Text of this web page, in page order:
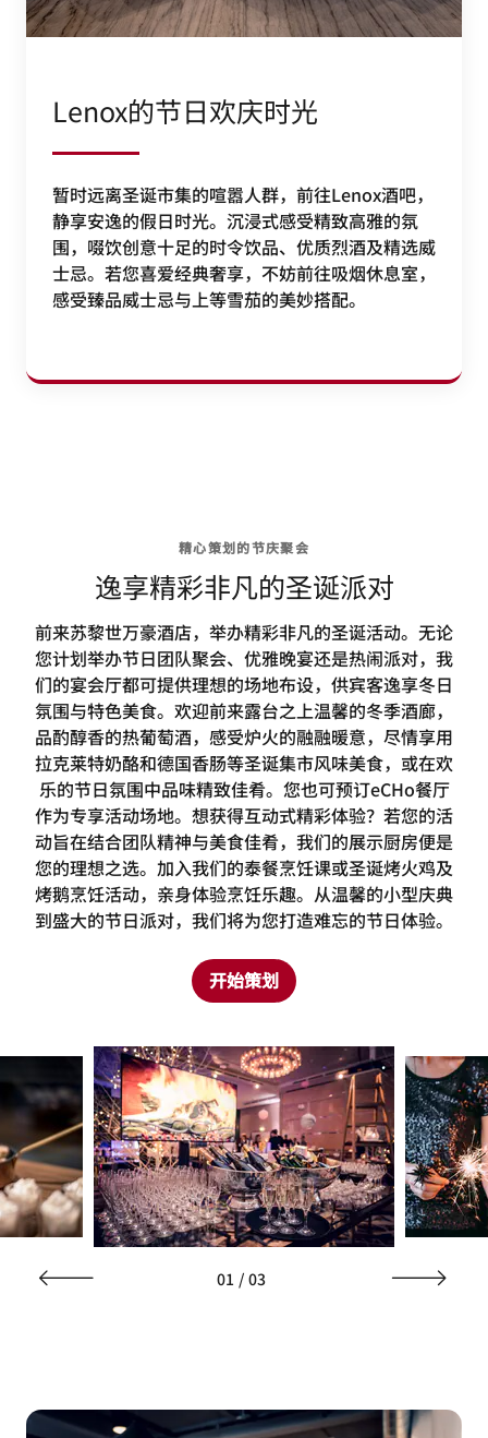
Lenox的节日欢庆时光
暂时远离圣诞市集的喧嚣人群，前往Lenox酒吧，
静享安逸的假日时光。沉浸式感受精致高雅的氛
围，啜饮创意十足的时令饮品、优质烈酒及精选威
士忌。若您喜爱经典奢享，不妨前往吸烟休息室，
感受臻品威士忌与上等雪茄的美妙搭配。
精心策划的节庆聚会
逸享精彩非凡的圣诞派对
前来苏黎世万豪酒店，举办精彩非凡的圣诞活动。无论
您计划举办节日团队聚会、优雅晚宴还是热闹派对，我
们的宴会厅都可提供理想的场地布设，供宾客逸享冬日
氛围与特色美食。欢迎前来露台之上温馨的冬季酒廊，
品酌醇香的热葡萄酒，感受炉火的融融暖意，尽情享用
拉克莱特奶酪和德国香肠等圣诞集市风味美食，或在欢
乐的节日氛围中品味精致佳肴。您也可预订eCHo餐厅
作为专享活动场地。想获得互动式精彩体验？若您的活
动旨在结合团队精神与美食佳肴，我们的展示厨房便是
您的理想之选。加入我们的泰餐烹饪课或圣诞烤火鸡及
烤鹅烹饪活动，亲身体验烹饪乐趣。从温馨的小型庆典
到盛大的节日派对，我们将为您打造难忘的节日体验。
开始策划
01 / 03